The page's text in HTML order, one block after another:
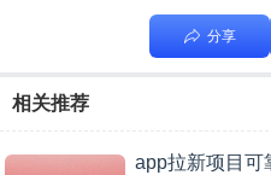
分享
相关推荐
app拉新项目可